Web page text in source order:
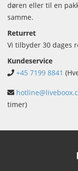
døren eller til en
samme.
Returret
Vi tilbyder 30 dages
Kundeservice
+45 7199 8841
timer)